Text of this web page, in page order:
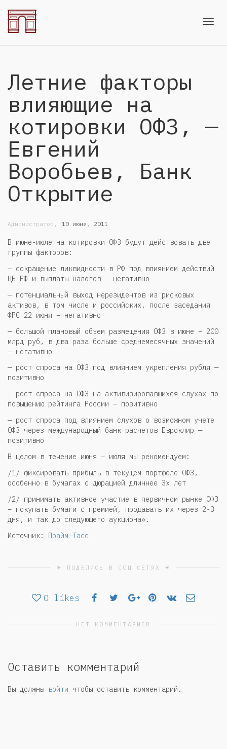
Летние факторы
влияющие на
котировки ОФЗ, —
Евгений
Воробьев, Банк
Открытие
Администратор , 10 июня, 2011
В июне-июле на котировки ОФЗ будут действовать две
группы факторов:
— сокращение ликвидности в РФ под влиянием действий
ЦБ РФ и выплаты налогов – негативно
— потенциальный выход нерезидентов из рисковых
активов, в том числе и российских, после заседания
ФРС 22 июня – негативно
— большой плановый объем размещения ОФЗ в июне – 200
млрд руб, в два раза больше среднемесячных значений
— негативно
— рост спроса на ОФЗ под влиянием укрепления рубля —
позитивно
— рост спроса на ОФЗ на активизировавшихся слухах по
повышению рейтинга России — позитивно
— рост спроса под влиянием слухов о возможном учете
ОФЗ через международный банк расчетов Евроклир —
позитивно
В целом в течение июня – июля мы рекомендуем:
/1/ фиксировать прибыль в текущем портфеле ОФЗ,
особенно в бумагах с дюрацией длиннее 3х лет
/2/ принимать активное участие в первичном рынке ОФЗ
– покупать бумаги с премией, продавать их через 2-3
дня, и так до следующего аукциона».
Источник: Прайм-Тасс
☀ ПОДЕЛИСЬ В СОЦ СЕТЯХ ☀
0 likes
НЕТ КОММЕНТАРИЕВ
Оставить комментарий
Вы должны войти чтобы оставить комментарий.